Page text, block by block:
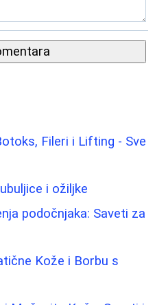
Fileri i Lifting - Sve
i ožiljke
podočnjaka: Saveti za
Kože i Borbu s